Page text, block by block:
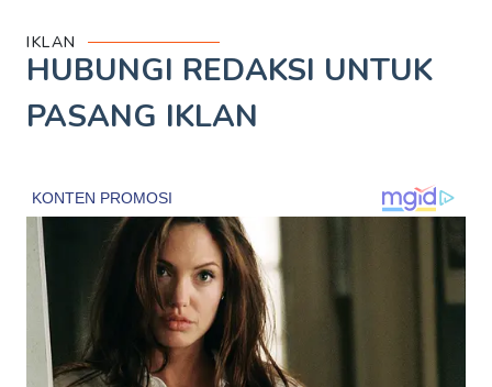
IKLAN
HUBUNGI REDAKSI UNTUK
PASANG IKLAN